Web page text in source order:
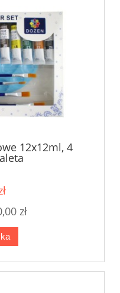
12x12ml, 4
zł